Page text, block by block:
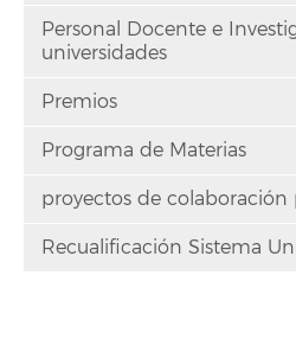
Personal Docente e
universidades
Premios
Programa de Materias
proyectos de
Recualificación Sistema